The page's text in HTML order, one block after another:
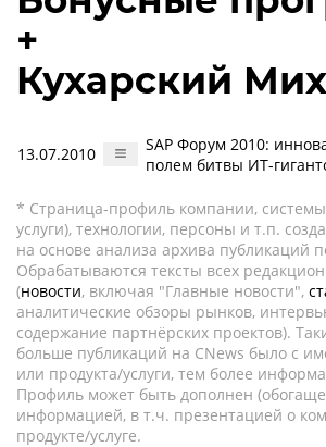
+
Кухарский
13.07.2010
SAP Форум 2010:
полем битвы ИТ-
* Страница-профиль компании, системы
услуги), технологии, персоны и т.п.
на основе анализа архива публикаций
Обрабатываются тексты всех
(новости, включая "Главные новости",
аналитические обзоры рынков,
содержание партнёрских проектов).
больше публикаций на CNews было с
или продукта/услуги, тем более
Профиль может быть дополнен
информацией, в т.ч. презентацией о
продукте/услуге.